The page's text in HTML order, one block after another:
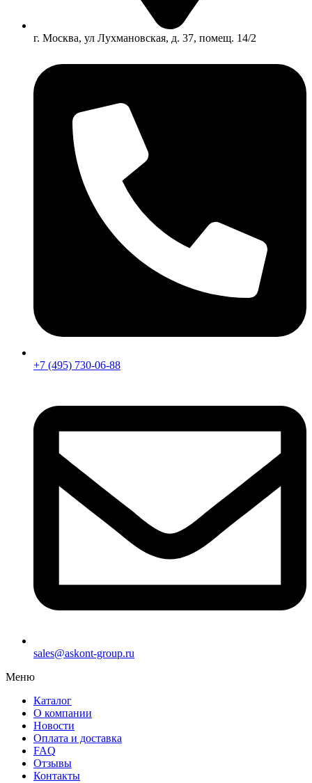
г. Москва, ул Лухмановская, д. 37, помещ. 14/2
+7 (495) 730-06-88
sales@askont-group.ru
Меню
Каталог
О компании
Новости
Оплата и доставка
FAQ
Отзывы
Контакты